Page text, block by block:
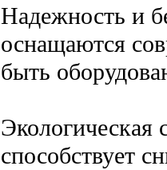
Надежность и
оснащаются
быть
способствует